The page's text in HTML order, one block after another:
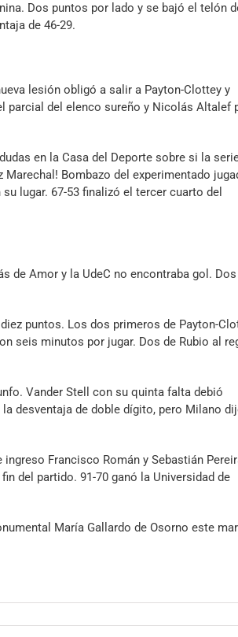
Dos puntos por lado y se bajó el telón
de 46-29.
lesión obligó a salir a Payton-Clottey y
parcial del elenco sureño y Nicolás Altalef
en la Casa del Deporte sobre si la
Bombazo del experimentado
lugar. 67-53 finalizó el tercer cuarto del
de Amor y la UdeC no encontraba gol.
puntos. Los dos primeros de Payton-
seis minutos por jugar. Dos de Rubio al
Vander Stell con su quinta falta debió
desventaja de doble dígito, pero Milano
Francisco Román y Sebastián
del partido. 91-70 ganó la Universidad de
María Gallardo de Osorno este